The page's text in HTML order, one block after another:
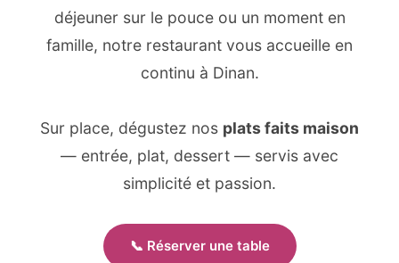
déjeuner sur le pouce ou un moment en
famille, notre restaurant vous accueille en
continu à Dinan.
Sur place, dégustez nos plats faits maison
— entrée, plat, dessert — servis avec
simplicité et passion.
📞 Réserver une table